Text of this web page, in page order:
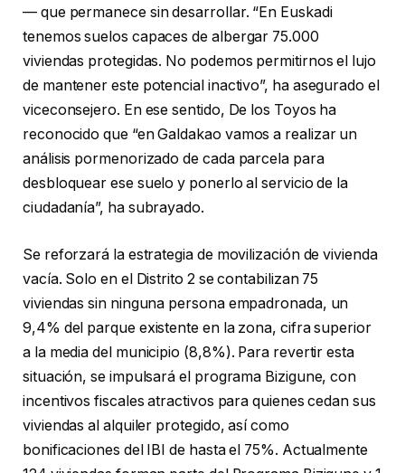
— que permanece sin desarrollar. “En Euskadi
tenemos suelos capaces de albergar 75.000
viviendas protegidas. No podemos permitirnos el lujo
de mantener este potencial inactivo”, ha asegurado el
viceconsejero. En ese sentido, De los Toyos ha
reconocido que “en Galdakao vamos a realizar un
análisis pormenorizado de cada parcela para
desbloquear ese suelo y ponerlo al servicio de la
ciudadanía”, ha subrayado.
Se reforzará la estrategia de movilización de vivienda
vacía. Solo en el Distrito 2 se contabilizan 75
viviendas sin ninguna persona empadronada, un
9,4% del parque existente en la zona, cifra superior
a la media del municipio (8,8%). Para revertir esta
situación, se impulsará el programa Bizigune, con
incentivos fiscales atractivos para quienes cedan sus
viviendas al alquiler protegido, así como
bonificaciones del IBI de hasta el 75%. Actualmente